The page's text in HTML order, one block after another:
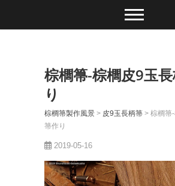
棕櫚箒-棕櫚皮9玉
り
棕櫚箒製作風景 > 皮9玉長柄箒 > 棕櫚箒
箒作り
2019-05-16